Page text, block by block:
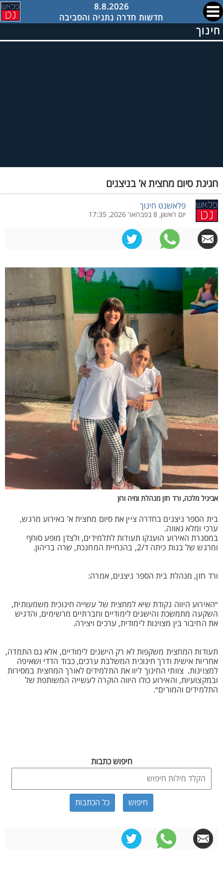
8.8.2026
חדשות חדרה נתניה והסביבה
חינוך
חגיגת סיום מחצית א' בניצנים
פלאשנט חינוך
יום ראשון, 8 בפברואר 2026, 17:35
אביגיל מלכה, ורד חזן מנהלת ומיה ורון
בית הספר ניצנים בחדרה ציין את סיום מחצית א’ באירוע מרגש,
ערכי ומלא גאווה.
במסגרת האירוע הוענקו תעודות לתלמידים, ולצדן מופע סוחף
ומרגש של בנות כיתה ד/2, בהנחיית המחנכת, שרה בריהון.
ורד חזן, מנהלת בית הספר ניצנים, אמרה:
״האירוע היווה נקודת שיא למחצית של עשייה חינוכית משמעותית,
השקעה מתמשכת והישגים לימודיים וחברתיים מרשימים, והדגיש
את החיבור בין מצוינות לימודית, ערכים ויצירה.
תעודות המחצית משקפות לא רק הישגים לימודיים, אלא גם התמדה,
אחריות אישית ודרך חינוכית המשלבת ערכים, כבוד הדדי ושאיפה
למצוינות. צוותי החינוך ליוו את התלמידים לאורך המחצית במסירות
ובמקצועיות, והאירוע כולו היווה הוקרה לעשייה המשותפת של
התלמידים והמורים״.
חיפוש כתבות
כל הכתבות